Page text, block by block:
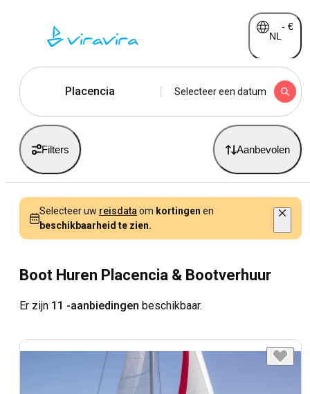
NL
- €
Placencia Selecteer een datum
Filters Aanbevolen
Selecteer uw reisdata om kortingen en
beschikbaarheid te zien.
Boot Huren Placencia & Bootverhuur
Er zijn 11 -aanbiedingen beschikbaar.